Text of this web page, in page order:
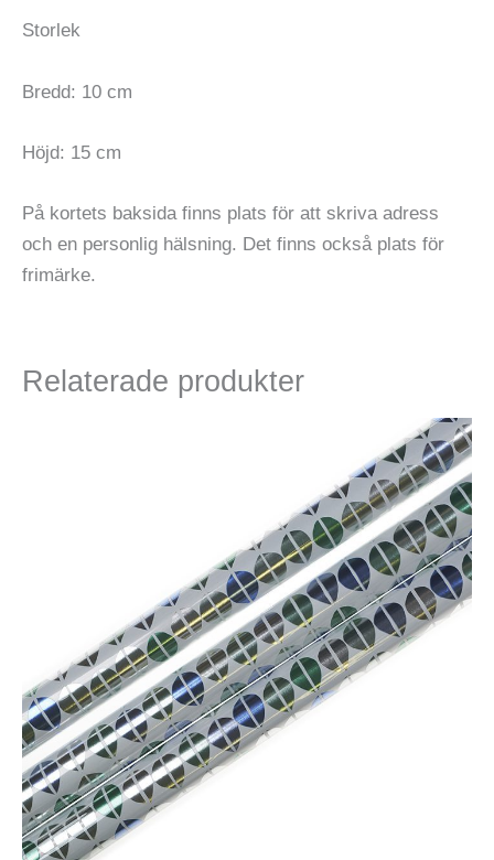
Storlek
Bredd: 10 cm
Höjd: 15 cm
På kortets baksida finns plats för att skriva adress
och en personlig hälsning. Det finns också plats för
frimärke.
Relaterade produkter